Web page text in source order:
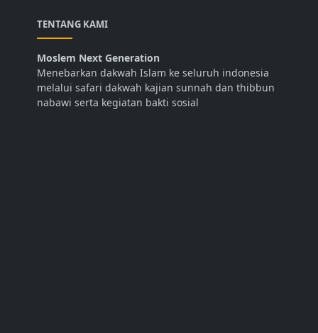
TENTANG KAMI
Moslem Next Generation
Menebarkan dakwah Islam ke seluruh indonesia
melalui safari dakwah kajian sunnah dan thibbun
nabawi serta kegiatan bakti sosial